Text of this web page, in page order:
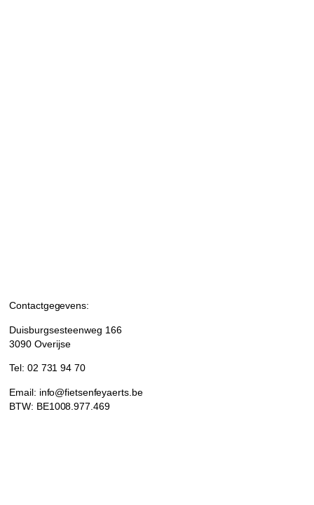
Contactgegevens:
Duisburgsesteenweg 166
3090 Overijse
Tel: 02 731 94 70
Email: info@fietsenfeyaerts.be
BTW: BE1008.977.469